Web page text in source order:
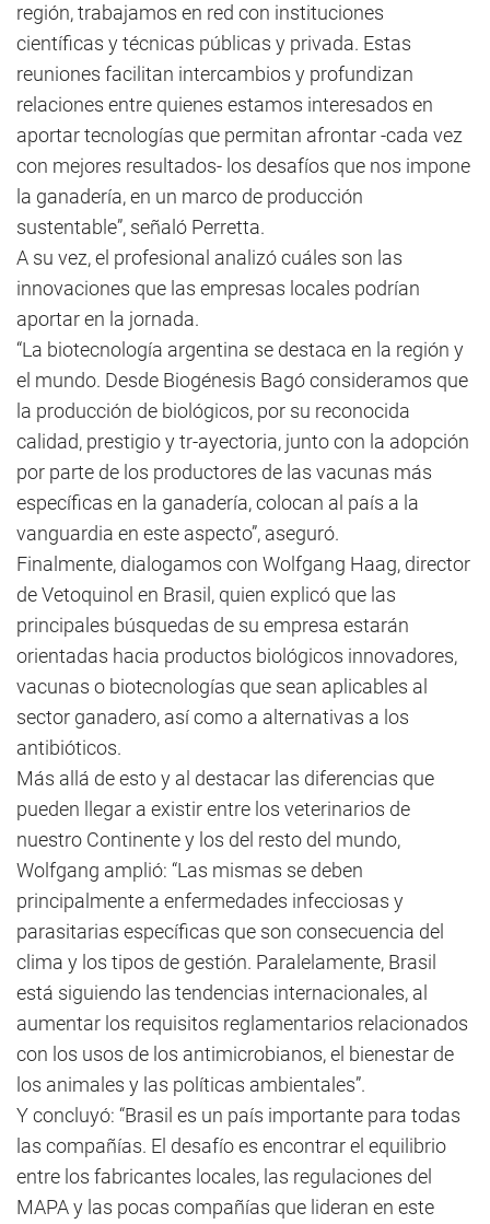
región, trabajamos en red con instituciones
científicas y técnicas públicas y privada. Estas
reuniones facilitan intercambios y profundizan
relaciones entre quienes estamos interesados en
aportar tecnologías que permitan afrontar -cada vez
con mejores resultados- los desafíos que nos impone
la ganadería, en un marco de producción
sustentable”, señaló Perretta.
A su vez, el profesional analizó cuáles son las
innovaciones que las empresas locales podrían
aportar en la jornada.
“La biotecnología argentina se destaca en la región y
el mundo. Desde Biogénesis Bagó consideramos que
la producción de biológicos, por su reconocida
calidad, prestigio y tr-ayectoria, junto con la adopción
por parte de los productores de las vacunas más
específicas en la ganadería, colocan al país a la
vanguardia en este aspecto”, aseguró.
Finalmente, dialogamos con Wolfgang Haag, director
de Vetoquinol en Brasil, quien explicó que las
principales búsquedas de su empresa estarán
orientadas hacia productos biológicos innovadores,
vacunas o biotecnologías que sean aplicables al
sector ganadero, así como a alternativas a los
antibióticos.
Más allá de esto y al destacar las diferencias que
pueden llegar a existir entre los veterinarios de
nuestro Continente y los del resto del mundo,
Wolfgang amplió: “Las mismas se deben
principalmente a enfermedades infecciosas y
parasitarias específicas que son consecuencia del
clima y los tipos de gestión. Paralelamente, Brasil
está siguiendo las tendencias internacionales, al
aumentar los requisitos reglamentarios relacionados
con los usos de los antimicrobianos, el bienestar de
los animales y las políticas ambientales”.
Y concluyó: “Brasil es un país importante para todas
las compañías. El desafío es encontrar el equilibrio
entre los fabricantes locales, las regulaciones del
MAPA y las pocas compañías que lideran en este